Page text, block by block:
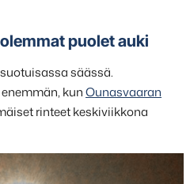
puolet auki
säässä.
kunOunasvaaran
rinteet keskiviikkona